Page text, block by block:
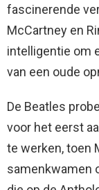
fascinerende
McCartney en
intelligentie om
van een oude
De Beatles
voor het eerst
te werken, toen
samenkwamen